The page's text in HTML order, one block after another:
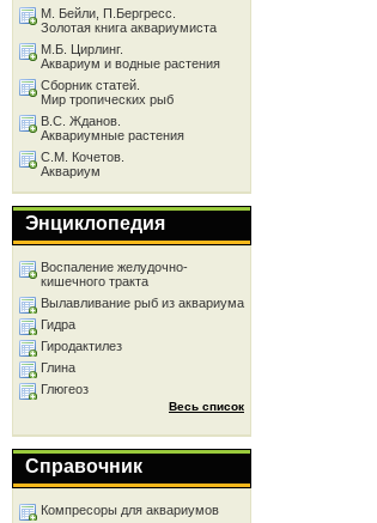
М. Бейли, П.Бергресс.
Золотая книга аквариумиста
М.Б. Цирлинг.
Аквариум и водные растения
Сборник статей.
Мир тропических рыб
В.С. Жданов.
Аквариумные растения
С.М. Кочетов.
Аквариум
Энциклопедия
Воспаление желудочно-
кишечного тракта
Вылавливание рыб из аквариума
Гидра
Гиродактилез
Глина
Глюгеоз
Весь список
Справочник
Компресоры для аквариумов